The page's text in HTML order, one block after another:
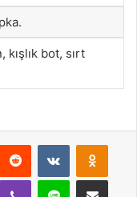
kışlık bot, sırt
Reddit VKontakte
Viber Line E-Posta ile